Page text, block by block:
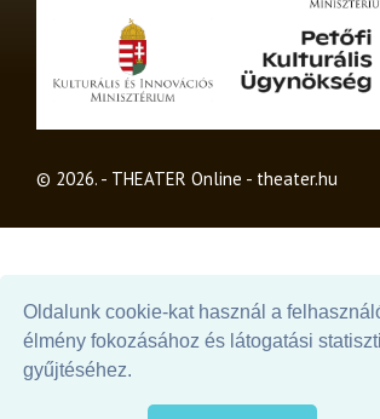
Oldalunk cookie-kat használ a
élmény fokozásához és látogatási
gyűjtéséhez.
© 2026. - THEATER Online - theater.hu